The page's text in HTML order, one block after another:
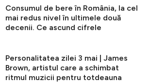
Consumul de bere în România, la cel
mai redus nivel în ultimele două
decenii. Ce ascund cifrele
Personalitatea zilei 3 mai | James
Brown, artistul care a schimbat
ritmul muzicii pentru totdeauna